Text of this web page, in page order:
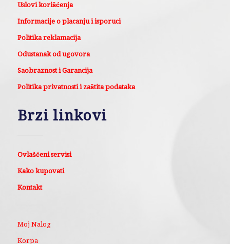
Uslovi korišćenja
Informacije o placanju i isporuci
Politika reklamacija
Odustanak od ugovora
Saobraznost i Garancija
Politika privatnosti i zaštita podataka
Brzi linkovi
Ovlašćeni servisi
Kako kupovati
Kontakt
Moj Nalog
Korpa